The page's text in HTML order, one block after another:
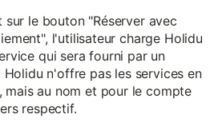
sur le bouton "Réserver avec
l'utilisateur charge Holidu
qui sera fourni par un
n'offre pas les services en
mais au nom et pour le compte
respectif.